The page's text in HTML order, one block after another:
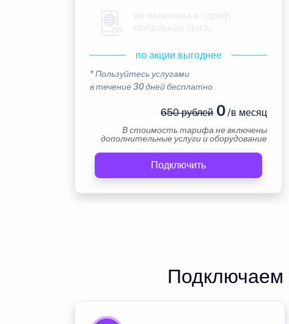
не включена в тариф
мобильная связь
по акции выгоднее
* Пользуйтесь услугами
в течение 30 дней бесплатно
650 рублей0/в месяц
В стоимость тарифа не включены
дополнительные услуги и оборудование
Подключить
Подключаем